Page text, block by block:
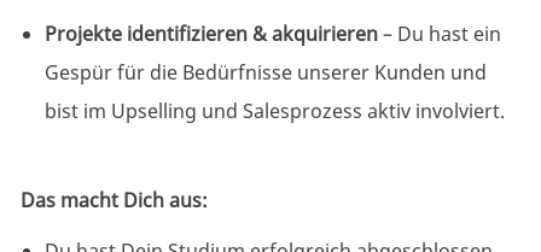
Projekte identifizieren & akquirieren– Du hast ein
Gespür für die Bedürfnisse unserer Kunden und
bist im Upselling und Salesprozess aktiv involviert.
Das macht Dich aus: